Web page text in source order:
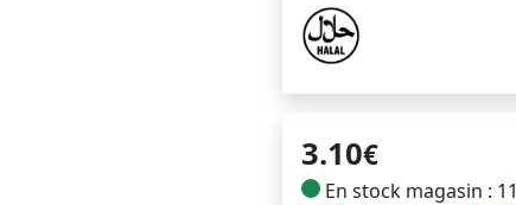
3.10€
En stock magasin : 11